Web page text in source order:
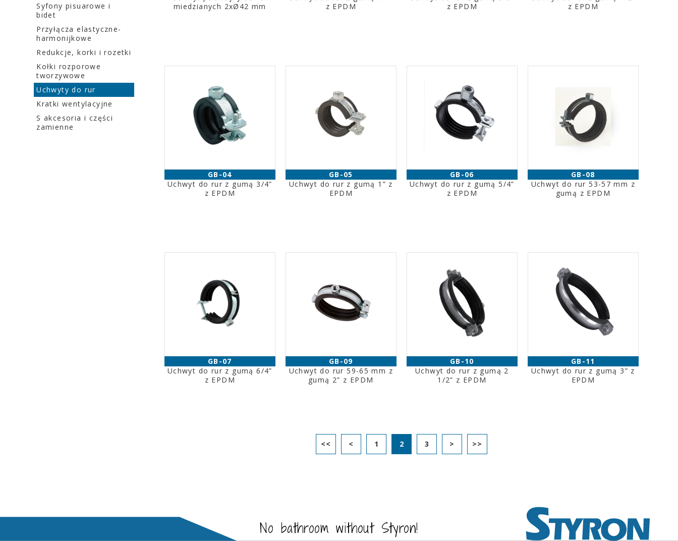
Syfony pisuarowe i
bidet
Przyłącza elastyczne-
harmonijkowe
Redukcje, korki i rozetki
Kołki rozporowe
tworzywowe
Uchwyty do rur
Kratki wentylacyjne
S akcesoria i części
zamienne
miedzianych 2xØ42 mm
z EPDM
z EPDM
z EPDM
GB-04
Uchwyt do rur z gumą 3/4”
z EPDM
GB-05
Uchwyt do rur z gumą 1” z
EPDM
GB-06
Uchwyt do rur z gumą 5/4”
z EPDM
GB-08
Uchwyt do rur 53-57 mm z
gumą z EPDM
GB-07
Uchwyt do rur z gumą 6/4”
z EPDM
GB-09
Uchwyt do rur 59-65 mm z
gumą 2” z EPDM
GB-10
Uchwyt do rur z gumą 2
1/2” z EPDM
GB-11
Uchwyt do rur z gumą 3” z
EPDM
<< < 1 2 3 > >>
No bathroom without Styron!